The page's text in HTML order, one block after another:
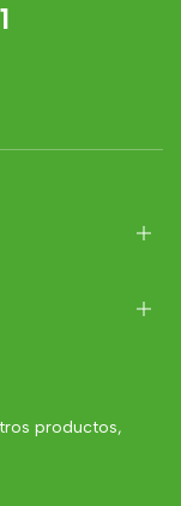
productos,